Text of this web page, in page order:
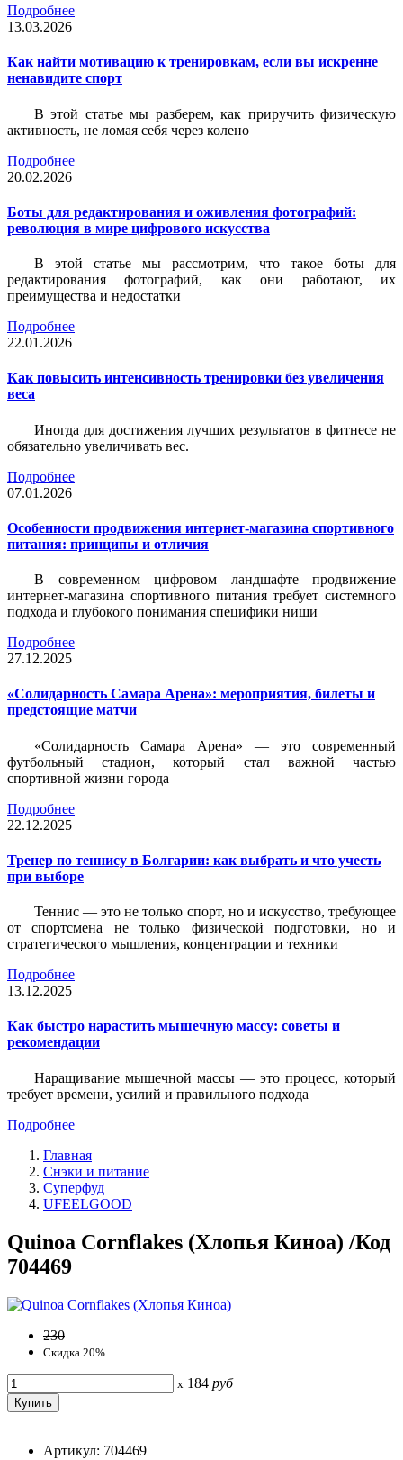
Подробнее
13.03.2026
Как найти мотивацию к тренировкам, если вы искренне
ненавидите спорт
В этой статье мы разберем, как приручить физическую
активность, не ломая себя через колено
Подробнее
20.02.2026
Боты для редактирования и оживления фотографий:
революция в мире цифрового искусства
В этой статье мы рассмотрим, что такое боты для
редактирования фотографий, как они работают, их
преимущества и недостатки
Подробнее
22.01.2026
Как повысить интенсивность тренировки без увеличения
веса
Иногда для достижения лучших результатов в фитнесе не
обязательно увеличивать вес.
Подробнее
07.01.2026
Особенности продвижения интернет-магазина спортивного
питания: принципы и отличия
В современном цифровом ландшафте продвижение
интернет-магазина спортивного питания требует системного
подхода и глубокого понимания специфики ниши
Подробнее
27.12.2025
«Солидарность Самара Арена»: мероприятия, билеты и
предстоящие матчи
«Солидарность Самара Арена» — это современный
футбольный стадион, который стал важной частью
спортивной жизни города
Подробнее
22.12.2025
Тренер по теннису в Болгарии: как выбрать и что учесть
при выборе
Теннис — это не только спорт, но и искусство, требующее
от спортсмена не только физической подготовки, но и
стратегического мышления, концентрации и техники
Подробнее
13.12.2025
Как быстро нарастить мышечную массу: советы и
рекомендации
Наращивание мышечной массы — это процесс, который
требует времени, усилий и правильного подхода
Подробнее
Главная
Снэки и питание
Суперфуд
UFEELGOOD
Quinoa Cornflakes (Хлопья Киноа) /Код
704469
230
Скидка 20%
x 184 руб
Артикул: 704469